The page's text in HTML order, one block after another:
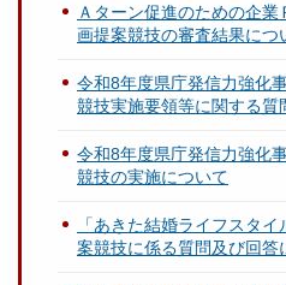
Ａターン促進のための企
画提案競技の審査結果につ
令和8年度県庁発信力強化
競技実施要領等に関する質
令和8年度県庁発信力強化
競技の実施について
「あきた結婚ライフスタ
案競技に係る質問及び回答